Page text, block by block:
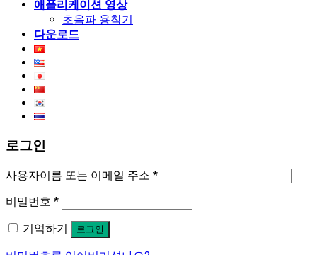
애플리케이션 영상
초음파 용착기
다운로드
로그인
사용자이름 또는 이메일 주소 *
비밀번호 *
기억하기
로그인